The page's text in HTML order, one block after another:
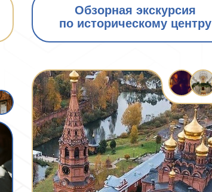
Обзорная экскурсия
по историческому центру